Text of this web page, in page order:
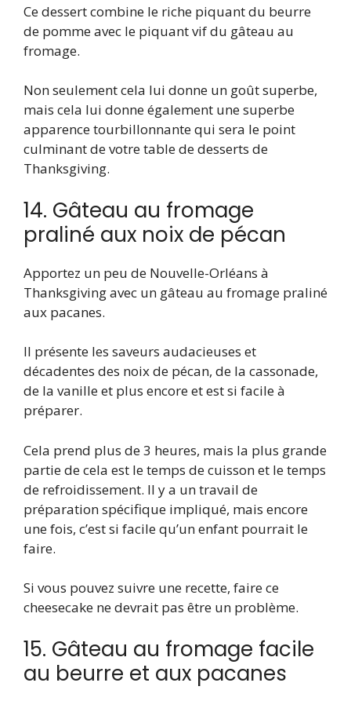
Ce dessert combine le riche piquant du beurre
de pomme avec le piquant vif du gâteau au
fromage.
Non seulement cela lui donne un goût superbe,
mais cela lui donne également une superbe
apparence tourbillonnante qui sera le point
culminant de votre table de desserts de
Thanksgiving.
14. Gâteau au fromage
praliné aux noix de pécan
Apportez un peu de Nouvelle-Orléans à
Thanksgiving avec un gâteau au fromage praliné
aux pacanes.
Il présente les saveurs audacieuses et
décadentes des noix de pécan, de la cassonade,
de la vanille et plus encore et est si facile à
préparer.
Cela prend plus de 3 heures, mais la plus grande
partie de cela est le temps de cuisson et le temps
de refroidissement. Il y a un travail de
préparation spécifique impliqué, mais encore
une fois, c’est si facile qu’un enfant pourrait le
faire.
Si vous pouvez suivre une recette, faire ce
cheesecake ne devrait pas être un problème.
15. Gâteau au fromage facile
au beurre et aux pacanes